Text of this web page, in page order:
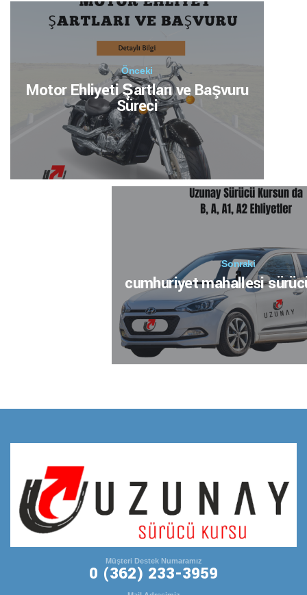
Önceki
Motor Ehliyeti Şartları ve Başvuru
Süreci
Sonraki
cumhuriyet mahallesi
Müşteri Destek Numaramız
0 (362) 233-3959